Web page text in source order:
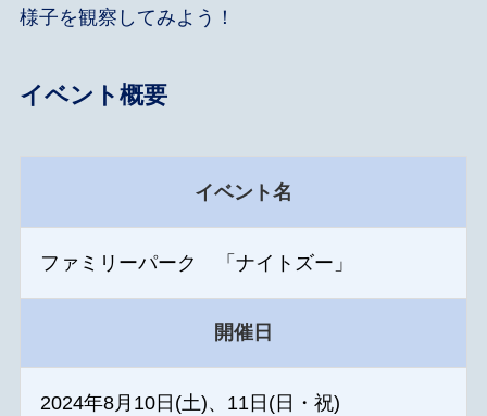
様子を観察してみよう！
イベント概要
イベント名
ファミリーパーク 「ナイトズー」
開催日
2024年8月10日(土)、11日(日・祝)